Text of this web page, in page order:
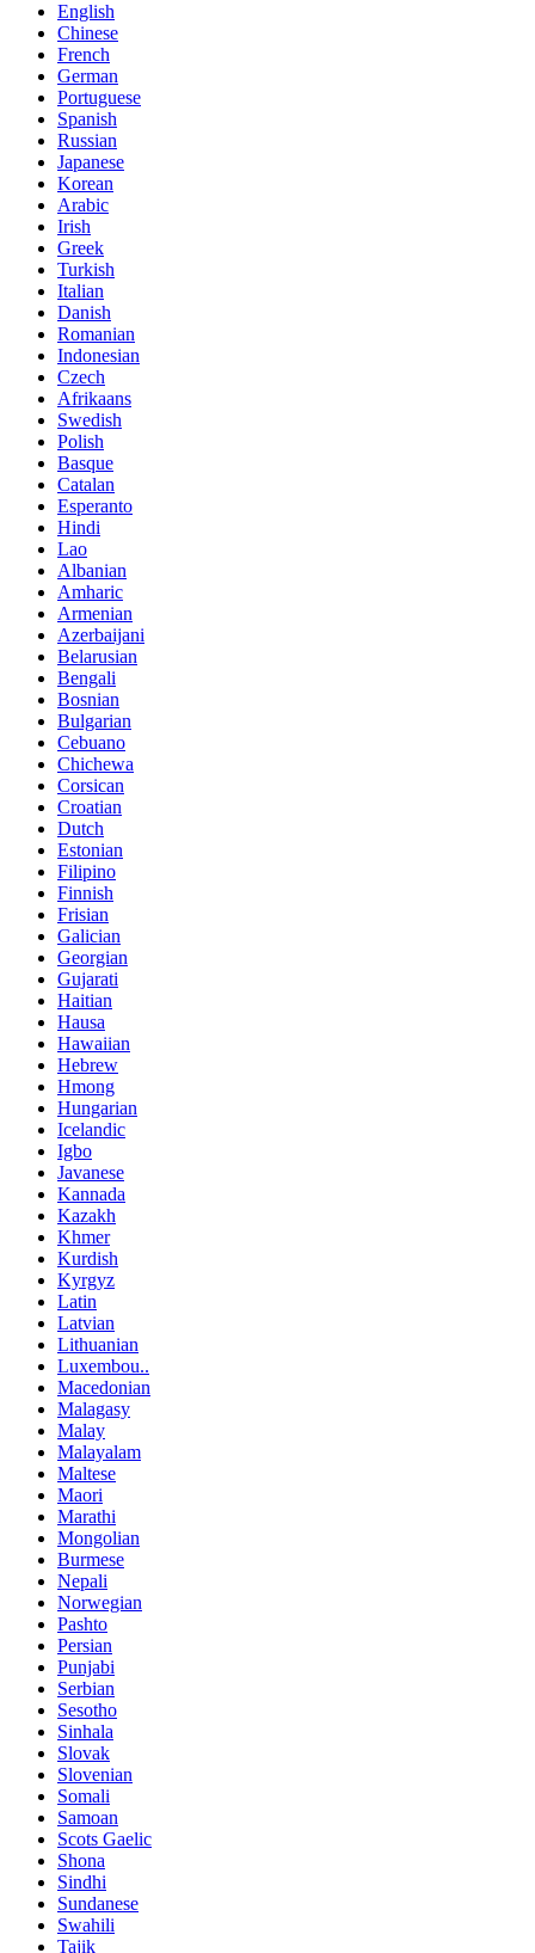
English
Chinese
French
German
Portuguese
Spanish
Russian
Japanese
Korean
Arabic
Irish
Greek
Turkish
Italian
Danish
Romanian
Indonesian
Czech
Afrikaans
Swedish
Polish
Basque
Catalan
Esperanto
Hindi
Lao
Albanian
Amharic
Armenian
Azerbaijani
Belarusian
Bengali
Bosnian
Bulgarian
Cebuano
Chichewa
Corsican
Croatian
Dutch
Estonian
Filipino
Finnish
Frisian
Galician
Georgian
Gujarati
Haitian
Hausa
Hawaiian
Hebrew
Hmong
Hungarian
Icelandic
Igbo
Javanese
Kannada
Kazakh
Khmer
Kurdish
Kyrgyz
Latin
Latvian
Lithuanian
Luxembou..
Macedonian
Malagasy
Malay
Malayalam
Maltese
Maori
Marathi
Mongolian
Burmese
Nepali
Norwegian
Pashto
Persian
Punjabi
Serbian
Sesotho
Sinhala
Slovak
Slovenian
Somali
Samoan
Scots Gaelic
Shona
Sindhi
Sundanese
Swahili
Tajik